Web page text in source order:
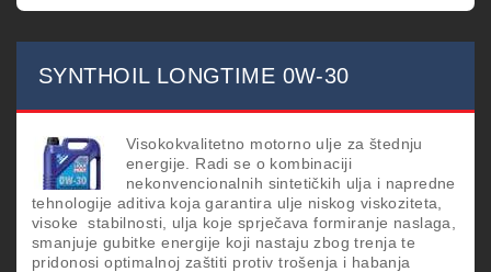
SYNTHOIL LONGTIME 0W-30
Visokokvalitetno motorno ulje za štednju
energije. Radi se o kombinaciji
nekonvencionalnih sintetičkih ulja i napredne
tehnologije aditiva koja garantira ulje niskog viskoziteta,
visoke stabilnosti, ulja koje sprječava formiranje naslaga,
smanjuje gubitke energije koji nastaju zbog trenja te
pridonosi optimalnoj zaštiti protiv trošenja i habanja